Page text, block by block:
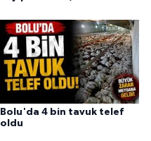
Bolu'da 4 bin tavuk telef
oldu